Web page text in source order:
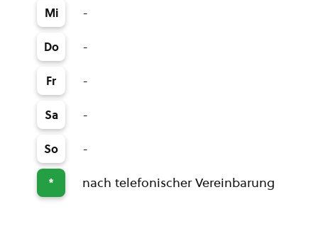
Mi -
Do -
Fr -
Sa -
So -
* nach telefonischer Vereinbarung